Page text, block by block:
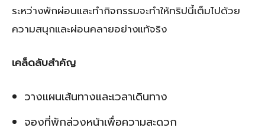
ระหว่างพักผ่อนและทำกิจกรรมจะทำให้ทริปนี้เต็มไปด้วย
ความสนุกและผ่อนคลายอย่างแท้จริง
เคล็ดลับสำคัญ
วางแผนเส้นทางและเวลาเดินทาง
จองที่พักล่วงหน้าเพื่อความสะดวก